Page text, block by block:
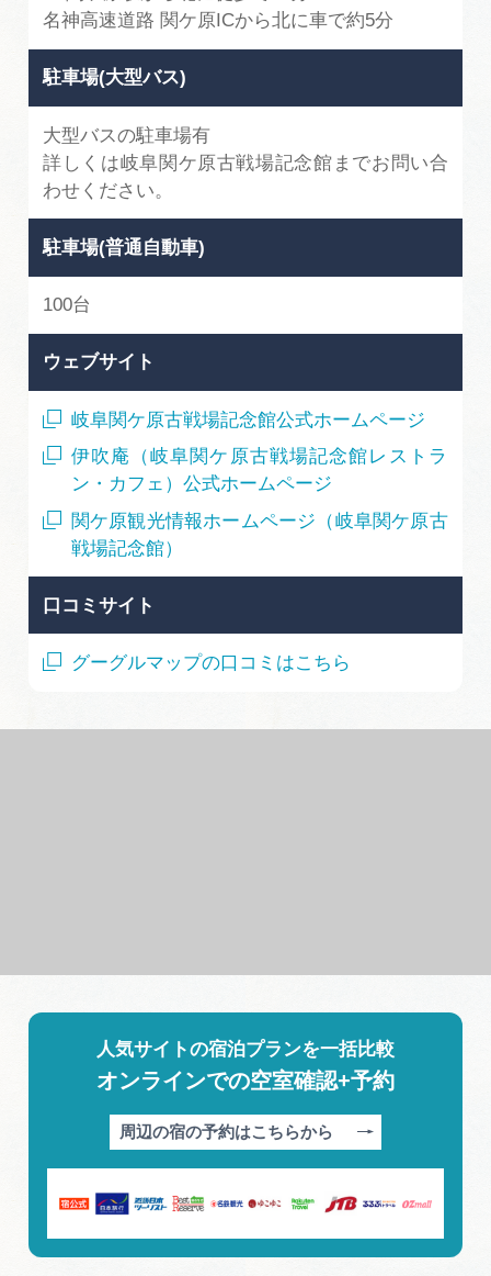
名神高速道路 関ケ原ICから北に車で約5分
駐車場(大型バス)
大型バスの駐車場有
詳しくは岐阜関ケ原古戦場記念館までお問い合
わせください。
駐車場(普通自動車)
100台
ウェブサイト
岐阜関ケ原古戦場記念館公式ホームページ
伊吹庵（岐阜関ケ原古戦場記念館レストラ
ン・カフェ）公式ホームページ
関ケ原観光情報ホームページ（岐阜関ケ原古
戦場記念館）
口コミサイト
グーグルマップの口コミはこちら
人気サイトの宿泊プランを一括比較
オンラインでの空室確認+予約
周辺の宿の予約はこちらから